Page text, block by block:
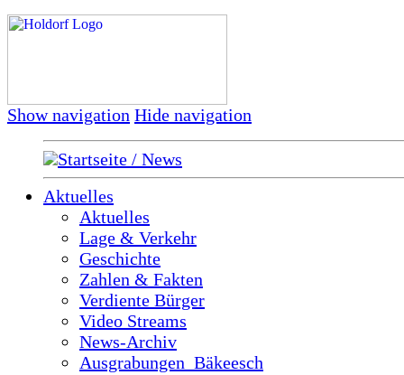
Show navigation Hide navigation
Startseite / News
Aktuelles
Aktuelles
Lage & Verkehr
Geschichte
Zahlen & Fakten
Verdiente Bürger
Video Streams
News-Archiv
Ausgrabungen_Bäkeesch